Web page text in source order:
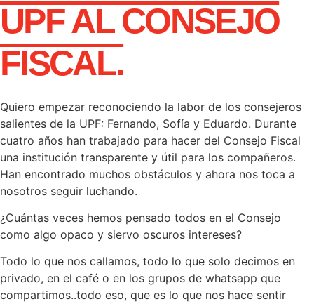
UPF AL CONSEJO
FISCAL.
Quiero empezar reconociendo la labor de los consejeros
salientes de la UPF: Fernando, Sofía y Eduardo. Durante
cuatro años han trabajado para hacer del Consejo Fiscal
una institución transparente y útil para los compañeros.
Han encontrado muchos obstáculos y ahora nos toca a
nosotros seguir luchando.
¿Cuántas veces hemos pensado todos en el Consejo
como algo opaco y siervo oscuros intereses?
Todo lo que nos callamos, todo lo que solo decimos en
privado, en el café o en los grupos de whatsapp que
compartimos..todo eso, que es lo que nos hace sentir